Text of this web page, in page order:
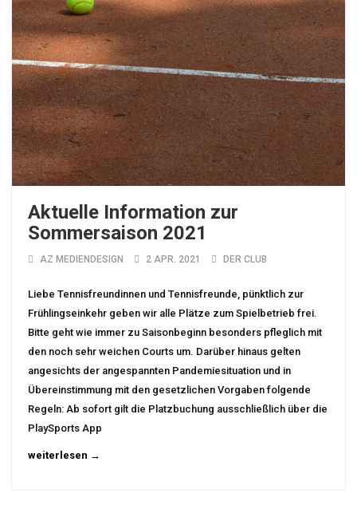
Aktuelle Information zur
Sommersaison 2021
AZ MEDIENDESIGN 2 APR. 2021 DER CLUB
Liebe Tennisfreundinnen und Tennisfreunde, pünktlich zur
Frühlingseinkehr geben wir alle Plätze zum Spielbetrieb frei.
Bitte geht wie immer zu Saisonbeginn besonders pfleglich mit
den noch sehr weichen Courts um. Darüber hinaus gelten
angesichts der angespannten Pandemiesituation und in
Übereinstimmung mit den gesetzlichen Vorgaben folgende
Regeln: Ab sofort gilt die Platzbuchung ausschließlich über die
PlaySports App
weiterlesen →